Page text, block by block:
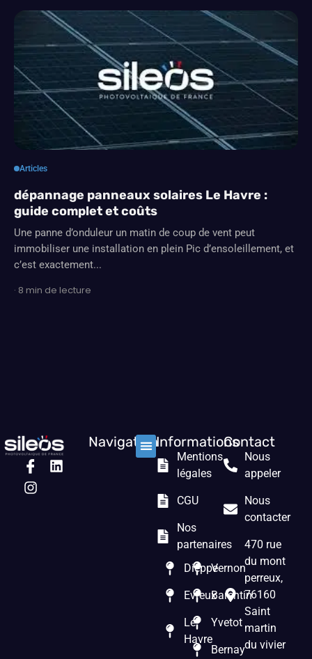
Articles
dépannage panneaux solaires Le Havre :
guide complet et coûts
Une panne d’onduleur un matin de coup de vent peut
immobiliser une installation en plein Pic d’ensoleillement, et
c’est exactement...
· 8 min de lecture
NavigationInformations
Mentions
légales
CGU
Nos
partenaires
Dieppe
Evreux
Le
Havre
Vernon
Barentin
Yvetot
Bernay
Contact
Nous
appeler
Nous
contacter
470 rue
du mont
perreux,
76160
Saint
martin
du vivier